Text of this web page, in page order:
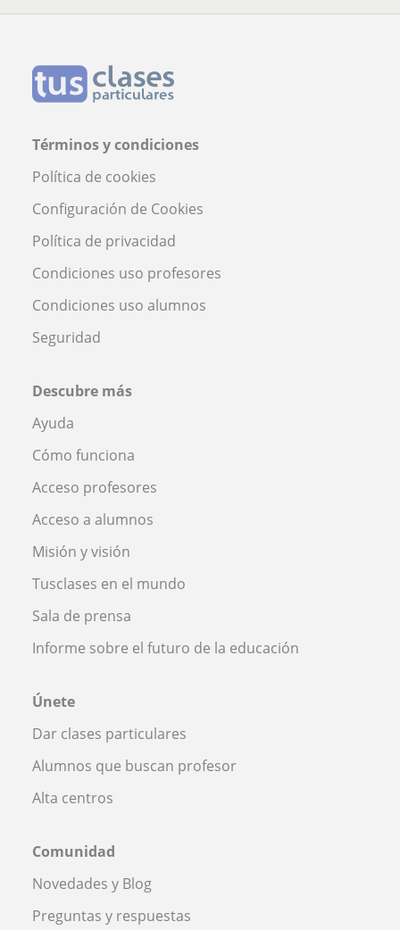
Términos y condiciones
Política de cookies
Configuración de Cookies
Política de privacidad
Condiciones uso profesores
Condiciones uso alumnos
Seguridad
Descubre más
Ayuda
Cómo funciona
Acceso profesores
Acceso a alumnos
Misión y visión
Tusclases en el mundo
Sala de prensa
Informe sobre el futuro de la educación
Únete
Dar clases particulares
Alumnos que buscan profesor
Alta centros
Comunidad
Novedades y Blog
Preguntas y respuestas